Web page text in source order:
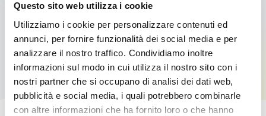
Questo sito web utilizza i cookie
Utilizziamo i cookie per personalizzare contenuti ed
annunci, per fornire funzionalità dei social media e per
analizzare il nostro traffico. Condividiamo inoltre
informazioni sul modo in cui utilizza il nostro sito con i
nostri partner che si occupano di analisi dei dati web,
pubblicità e social media, i quali potrebbero combinarle
con altre informazioni che ha fornito loro o che hanno